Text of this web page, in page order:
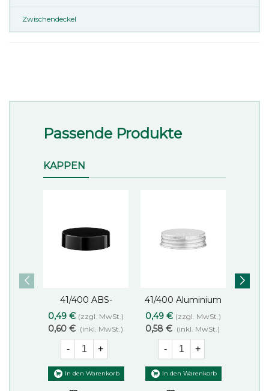
Zwischendeckel
Passende Produkte
KAPPEN
Liebe
41/400 ABS-
Schraubverschluss
schwarz
0,49 € (zzgl. MwSt.)
0,60 € (inkl. MwSt.)
- +
In den Warenkorb
Liebe
41/400 Aluminium
Schraubverschluss
silber
0,49 € (zzgl. MwSt.)
0,58 € (inkl. MwSt.)
- +
In den Warenkorb